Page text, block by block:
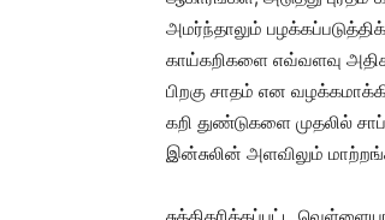
அமர்ந்தாலும்
காய்கறிகளை எவ்வளவு
பிறகு சாதம் என
கறி துண்டுகளை முதலில்
இன்சுலின் அளவிலும்